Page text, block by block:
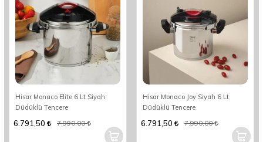
Hisar Monaco Elite 6 Lt Siyah
Düdüklü Tencere
6.791,50 7.990,00
Hisar Monaco Joy Siyah 6 Lt
Düdüklü Tencere
6.791,50 7.990,00